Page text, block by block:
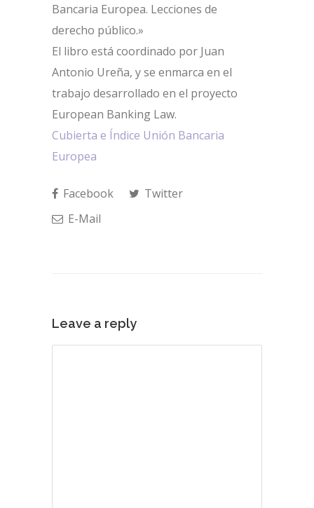
Bancaria Europea. Lecciones de
derecho público.»
El libro está coordinado por Juan
Antonio Ureña, y se enmarca en el
trabajo desarrollado en el proyecto
European Banking Law.
Cubierta e Índice Unión Bancaria
Europea
Facebook
Twitter
E-Mail
Leave a reply